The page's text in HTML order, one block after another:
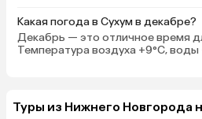
Какая погода в Сухум в декабре?
Декабрь — это отличное время
Температура воздуха +9°C, воды
Туры из Нижнего Новгорода